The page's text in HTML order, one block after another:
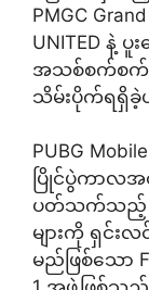
PMGC
UNITED နဲ့ ပူ
အသစ်စက်စက်
သိမ်းပိုက်ရရှိခဲ့
PUBG
ပြိုင်ပွဲကာလအတွ
ပတ်သက်သည့်
များကို ရှင်းလ
မည်ဖြစ်သော